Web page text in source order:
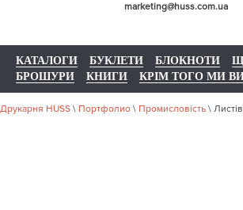
marketing@huss.com.ua
КАТАЛОГИ БУКЛЕТИ БЛОКНОТИ
БРОШУРИ
КНИГИ КРІМ ТОГО МИ
Друкарня HUSS \ Портфолио \ Промисловість \